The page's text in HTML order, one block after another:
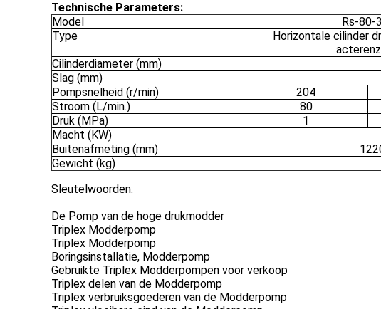
Technische Parameters:
Model
Rs-80-
Type
Horizontale cilinder
Cilinderdiameter (mm)
Slag (mm)
Pompsnelheid (r/min)
204
Stroom (L/min.)
80
Druk (MPa)
1
Macht (KW)
Buitenafmeting (mm)
Gewicht (kg)
Sleutelwoorden:
De Pomp van de hoge drukmodder
Triplex Modderpomp
Triplex Modderpomp
Boringsinstallatie, Modderpomp
Gebruikte Triplex Modderpompen voor verkoop
Triplex delen van de Modderpomp
Triplex verbruiksgoederen van de Modderpomp